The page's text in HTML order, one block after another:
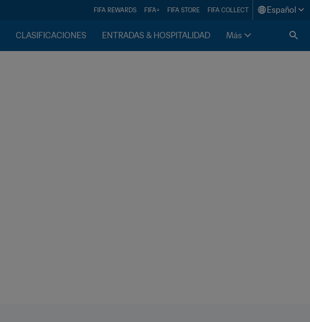
FIFA REWARDS FIFA+ FIFA STORE FIFA COLLECT Español
CLASIFICACIONES ENTRADAS & HOSPITALIDAD Más